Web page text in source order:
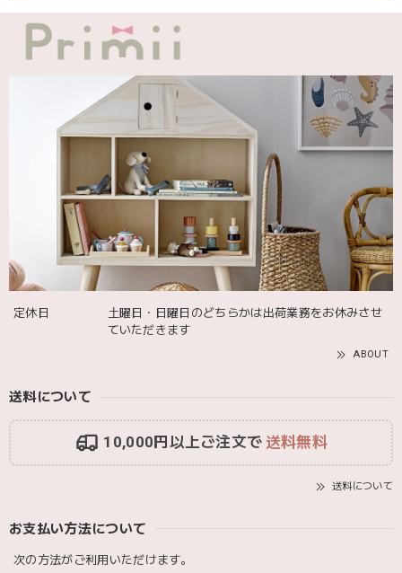
greige
2025/12/12
blanco ブランコ | ダブルボアブランケット ベビー double boa blanket ホワイト 無地
2025/12/09
発送も届くのも早かったです！バースデーバルーンも入って
て嬉しかったです🎈誕生日に使わせて頂きます🫶
Adnil LAND アドニルランド | PULL ALONG PUPPY からだをくねくねさせながらついてくる プル アロング パピー プルトイ 木のおもちゃ
2025/12/02
定休日
土曜日・日曜日のどちらかは出荷業務をお休みさせ
ていただきます
ABOUT
送料について
10,000円以上ご注文で 送料無料
送料について
お支払い方法について
次の方法がご利用いただけます。